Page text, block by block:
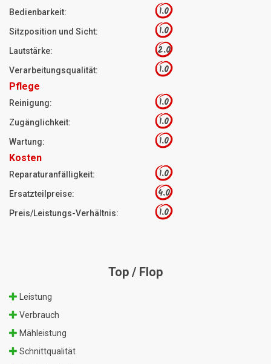
Bedienbarkeit: 1.0
Sitzposition und Sicht: 1.0
Lautstärke: 2.0
Verarbeitungsqualität: 1.0
Pflege
Reinigung: 1.0
Zugänglichkeit: 1.0
Wartung: 1.0
Kosten
Reparaturanfälligkeit: 1.0
Ersatzteilpreise: 4.0
Preis/Leistungs-Verhältnis: 1.0
Top / Flop
Leistung
Verbrauch
Mähleistung
Schnittqualität